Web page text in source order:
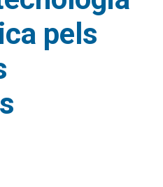
pels